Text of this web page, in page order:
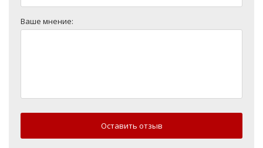
Ваше мнение:
Оставить отзыв